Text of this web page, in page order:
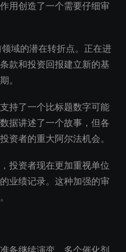
用创造了一个需要仔细审
域的潜在转折点。正在进
款和投资回报建立新的基
。
持了一个比标题数字可能
据讲述了一个故事，但各
资者的重大阿尔法机会。
投资者现在更加重视单位
业绩记录。这种加强的审